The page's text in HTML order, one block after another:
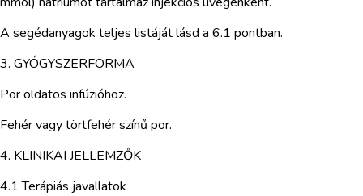
A segédanyagok teljes listáját lásd a 6.1 pontban.
3. GYÓGYSZERFORMA
Por oldatos infúzióhoz.
Fehér vagy törtfehér színű por.
4. KLINIKAI JELLEMZŐK
4.1 Terápiás javallatok